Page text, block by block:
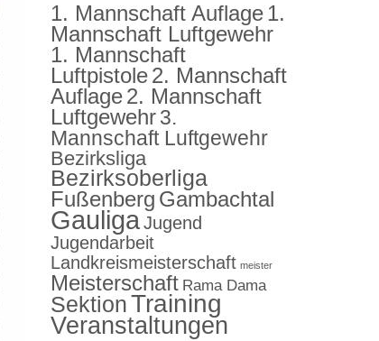
1. Mannschaft Auflage 1.
Mannschaft Luftgewehr
1. Mannschaft
Luftpistole 2. Mannschaft
Auflage 2. Mannschaft
Luftgewehr 3.
Mannschaft Luftgewehr
Bezirksliga
Bezirksoberliga
Fußenberg Gambachtal
Gauliga Jugend
Jugendarbeit
Landkreismeisterschaft meister
Meisterschaft Rama Dama
SektionTraining
Veranstaltungen